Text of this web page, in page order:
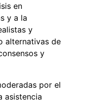
en
y a la
y
alternativas de
y
por el
asistencia